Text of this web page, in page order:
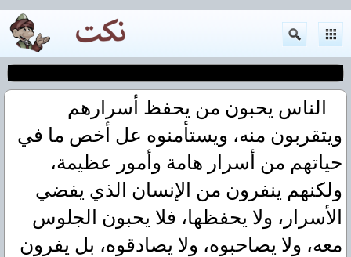
الناس يحبون من يحفظ أسرارهم
ويتقربون منه، ويستأمنوه عل أخص ما في
حياتهم من أسرار هامة وأمور عظيمة،
ولكنهم ينفرون من الإنسان الذي يفضي
الأسرار، ولا يحفظها، فلا يحبون الجلوس
معه، ولا يصاحبوه، ولا يصادقوه، بل يفرون